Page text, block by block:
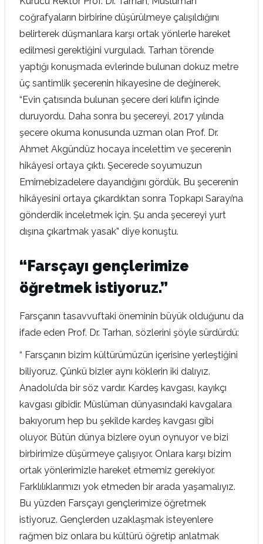
coğrafyaların birbirine düşürülmeye çalışıldığını
belirterek düşmanlara karşı ortak yönlerle hareket
edilmesi gerektiğini vurguladı. Tarhan törende
yaptığı konuşmada evlerinde bulunan dokuz metre
üç santimlik şecerenin hikayesine de değinerek,
“Evin çatısında bulunan şecere deri kılıfın içinde
duruyordu. Daha sonra bu şecereyi, 2017 yılında
şecere okuma konusunda uzman olan Prof. Dr.
Ahmet Akgündüz hocaya incelettim ve şecerenin
hikâyesi ortaya çıktı. Şecerede soyumuzun
Emirnebizadelere dayandığını gördük. Bu şecerenin
hikâyesini ortaya çıkardıktan sonra Topkapı Sarayı’na
gönderdik inceletmek için. Şu anda şecereyi yurt
dışına çıkartmak yasak” diye konuştu.
“Farsçayı gençlerimize
öğretmek istiyoruz.”
Farsçanın tasavvuftaki öneminin büyük olduğunu da
ifade eden Prof. Dr. Tarhan, sözlerini şöyle sürdürdü:
“ Farsçanın bizim kültürümüzün içerisine yerleştiğini
biliyoruz. Çünkü bizler aynı köklerin iki dalıyız.
Anadolu’da bir söz vardır. Kardeş kavgası, kayıkçı
kavgası gibidir. Müslüman dünyasındaki kavgalara
bakıyorum hep bu şekilde kardeş kavgası gibi
oluyor. Bütün dünya bizlere oyun oynuyor ve bizi
birbirimize düşürmeye çalışıyor. Onlara karşı bizim
ortak yönlerimizle hareket etmemiz gerekiyor.
Farklılıklarımızı yok etmeden bir arada yaşamalıyız.
Bu yüzden Farsçayı gençlerimize öğretmek
istiyoruz. Gençlerden uzaklaşmak isteyenlere
rağmen biz onlara bu kültürü öğretip anlatmak